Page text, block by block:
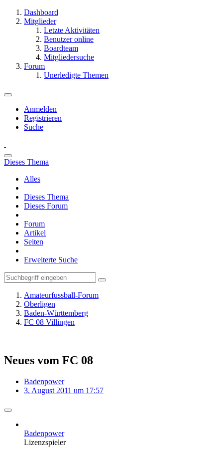
Dashboard
Mitglieder
Letzte Aktivitäten
Benutzer online
Boardteam
Mitgliedersuche
Forum
Unerledigte Themen
Anmelden
Registrieren
Suche
Dieses Thema
Alles
Dieses Thema
Dieses Forum
Forum
Artikel
Seiten
Erweiterte Suche
Amateurfussball-Forum
Oberligen
Baden-Württemberg
FC 08 Villingen
Neues vom FC 08
Badenpower
3. August 2011 um 17:57
Badenpower
Lizenzspieler